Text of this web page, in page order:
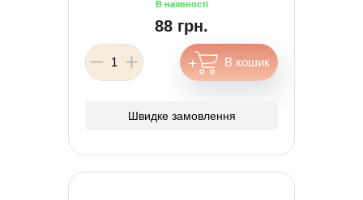
88 грн.
Швидке замовлення